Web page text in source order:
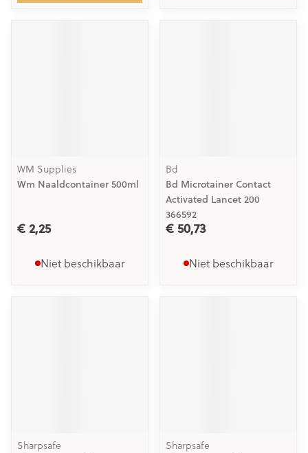
WM Supplies
Wm Naaldcontainer 500ml
€ 2,25
Niet beschikbaar
Bd
Bd Microtainer Contact
Activated Lancet 200
366592
€ 50,73
Niet beschikbaar
Sharpsafe Sharpsafe